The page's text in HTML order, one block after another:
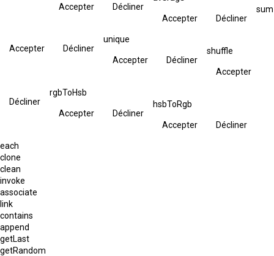
Accepter Décliner
Accepter Décliner
sum
Accepter Décliner
unique
Accepter Décliner
shuffle
Accepter
Décliner
rgbToHsb
Accepter Décliner
hsbToRgb
Accepter Décliner
each
clone
clean
invoke
associate
link
contains
append
getLast
getRandom